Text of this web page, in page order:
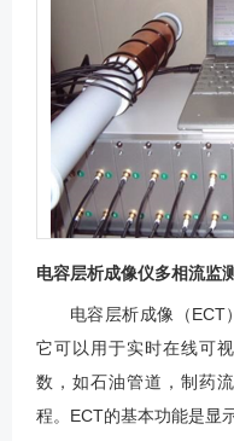
电容层析成像仪多相流监
电容层析成像（ECT
它可以用于实时在线可
数，如石油管道，制药
程。ECT的基本功能是显